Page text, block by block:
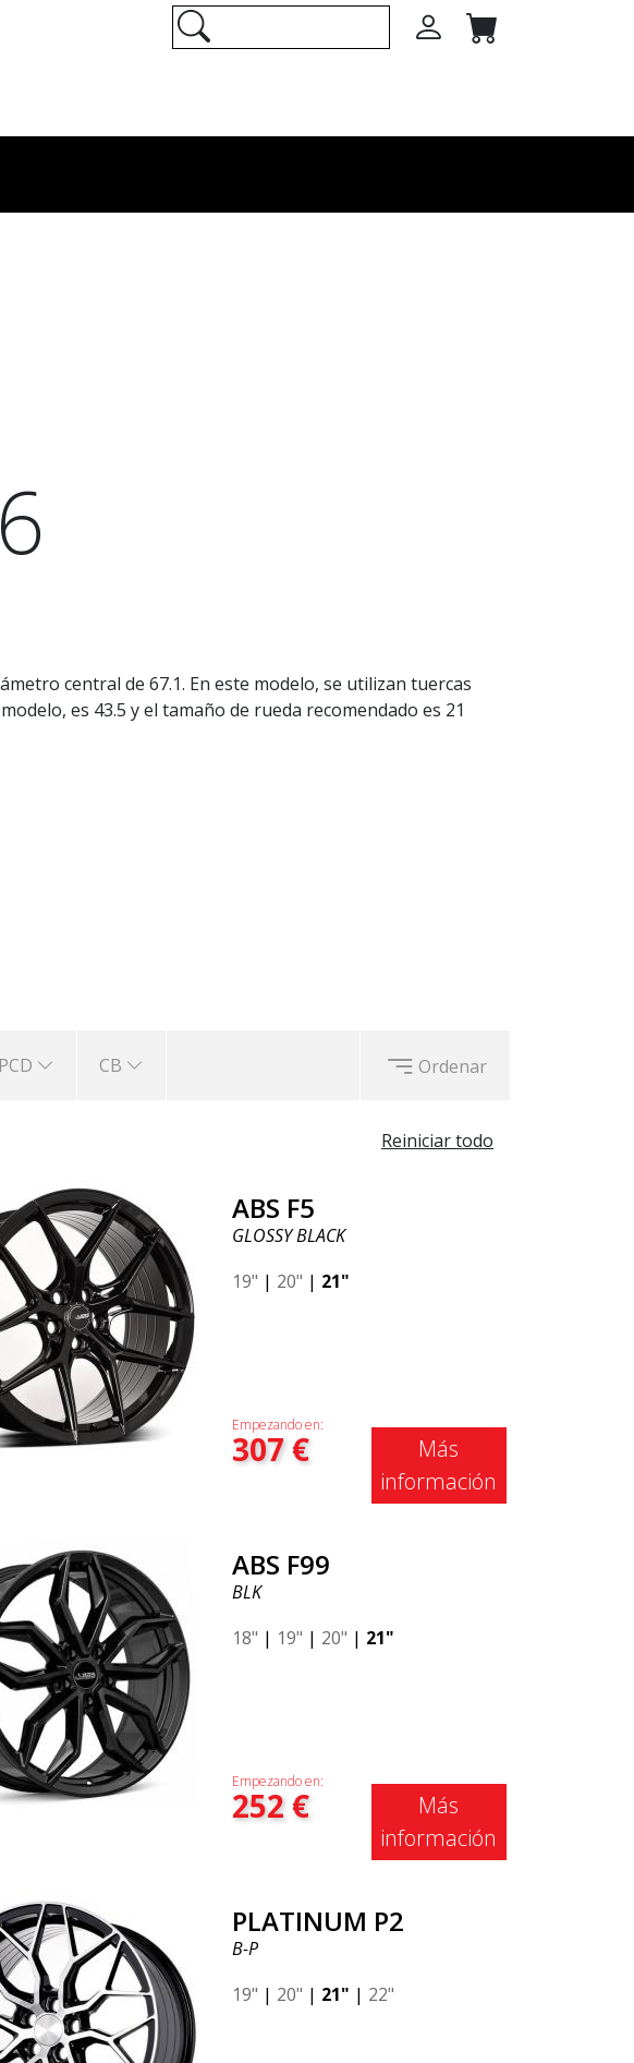
central de 67.1. En este modelo, se utilizan tuercas
es 43.5 y el tamaño de rueda recomendado es 21
PCD CB Ordenar
Reiniciar todo
ABS F5
GLOSSY BLACK
19" | 20" | 21"
Empezando en:
307€
Más
información
ABS F99
BLK
18" | 19" | 20" | 21"
Empezando en:
252€
Más
información
PLATINUM P2
B-P
19" | 20" | 21" | 22"